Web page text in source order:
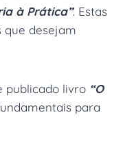
à Prática”. Estas
que desejam
publicado livro “O
para